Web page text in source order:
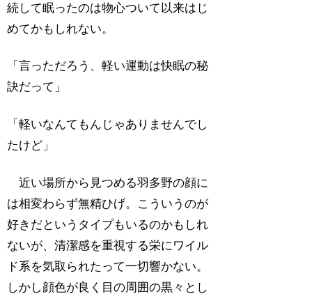
続して眠ったのは物心ついて以来はじ
めてかもしれない。
「言っただろう、軽い運動は快眠の秘
訣だって」
「軽いなんてもんじゃありませんでし
たけど」
近い場所から見つめる羽多野の顔に
は相変わらず無精ひげ。こういうのが
好きだというタイプもいるのかもしれ
ないが、清潔感を重視する栄にワイル
ド系を気取られたって一切響かない。
しかし顔色が良く目の周囲の黒々とし